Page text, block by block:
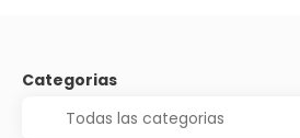
Categorias